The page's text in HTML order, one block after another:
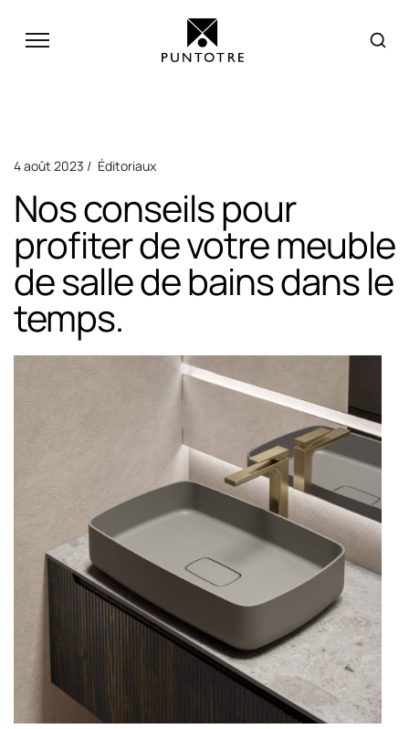
4 août 2023 Éditoriaux
Nos conseils pour
profiter de votre meuble
de salle de bains dans le
temps.